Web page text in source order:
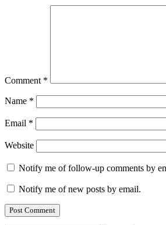
Comment *
Name *
Email *
Website
Notify me of follow-up comments by
Notify me of new posts by email.